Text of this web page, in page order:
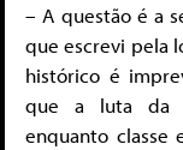
– A questão é a
que escrevi pela
histórico é
que a luta da
enquanto classe